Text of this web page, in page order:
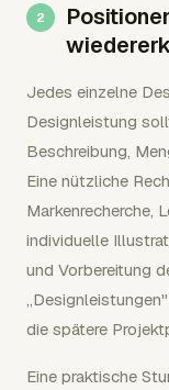
Jedes einzelne
Designleistung
Beschreibung,
Eine nützliche
Markenrecherche,
individuelle
und Vorbereitung
die spätere
Eine praktische